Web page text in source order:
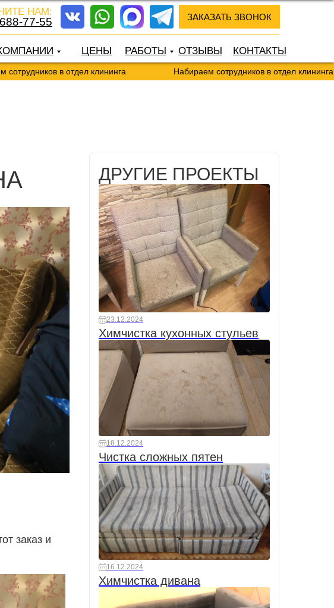
ЗАКАЗАТЬ ЗВОНОК
ЦЕНЫ РАБОТЫ КОНТАКТЫ
ОТЗЫВЫ
НАМ:
77-55
в отдел клининга Набираем сотрудников в отдел клининга
заказ и
ДРУГИЕ ПРОЕКТЫ
23.12.2024
Химчистка кухонных стульев
18.12.2024
Чистка сложных пятен
16.12.2024
Химчистка дивана